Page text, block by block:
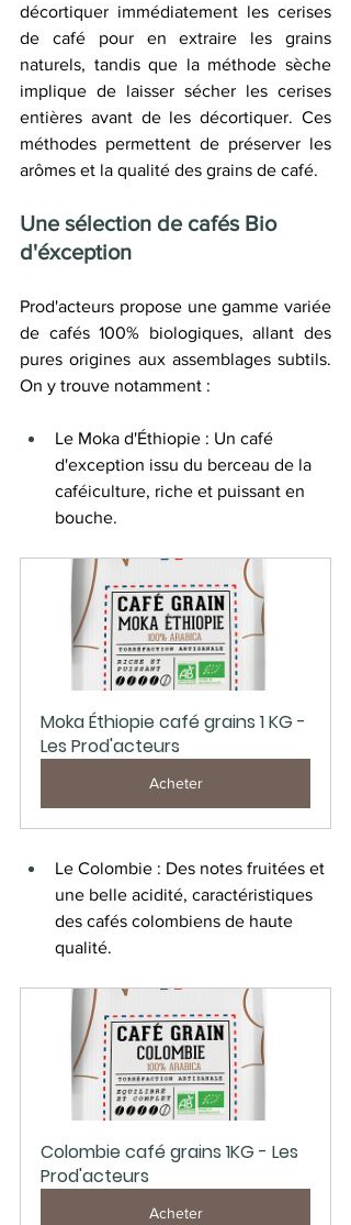
décortiquer immédiatement les cerises
de café pour en extraire les grains
naturels, tandis que la méthode sèche
implique de laisser sécher les cerises
entières avant de les décortiquer. Ces
méthodes permettent de préserver les
arômes et la qualité des grains de café.
Une sélection de cafés Bio
d'éxception
Prod'acteurs propose une gamme variée
de cafés 100% biologiques, allant des
pures origines aux assemblages subtils.
On y trouve notamment :
Le Moka d'Éthiopie : Un café
d'exception issu du berceau de la
caféiculture, riche et puissant en
bouche.
Moka Éthiopie café grains 1 KG -
Les Prod'acteurs
Acheter
Le Colombie : Des notes fruitées et
une belle acidité, caractéristiques
des cafés colombiens de haute
qualité.
Colombie café grains 1KG - Les
Prod'acteurs
Acheter